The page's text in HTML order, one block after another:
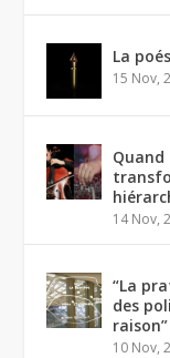
La
15 Nov,
Quand
14 Nov,
“La
des
raison”
10 Nov,